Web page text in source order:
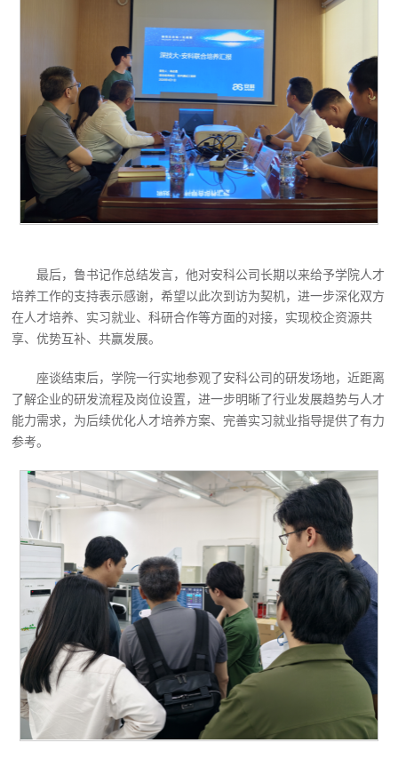
最后，鲁书记作总结发言，他对安科公司长期以来给予学院人才
培养工作的支持表示感谢，希望以此次到访为契机，进一步深化双方
在人才培养、实习就业、科研合作等方面的对接，实现校企资源共
享、优势互补、共赢发展。
座谈结束后，学院一行实地参观了安科公司的研发场地，近距离
了解企业的研发流程及岗位设置，进一步明晰了行业发展趋势与人才
能力需求，为后续优化人才培养方案、完善实习就业指导提供了有力
参考。